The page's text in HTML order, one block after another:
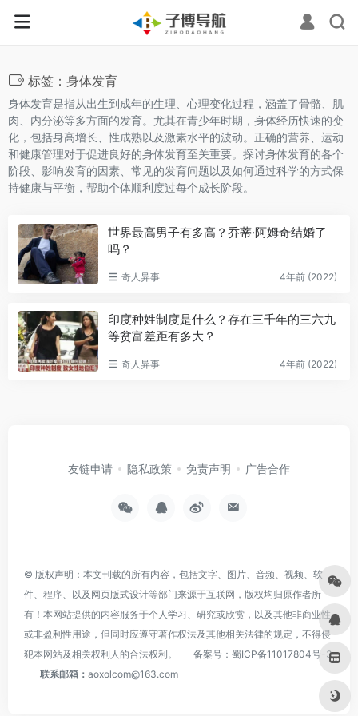
标签：身体发育
身体发育是指从出生到成年的生理、心理变化过程，涵盖了骨骼、肌
肉、内分泌等多方面的发育。尤其在青少年时期，身体经历快速的变
化，包括身高增长、性成熟以及激素水平的波动。正确的营养、运动
和健康管理对于促进良好的身体发育至关重要。探讨身体发育的各个
阶段、影响发育的因素、常见的发育问题以及如何通过科学的方式保
持健康与平衡，帮助个体顺利度过每个成长阶段。
世界最高男子有多高？乔蒂·阿姆奇结婚了
吗？
奇人异事 4年前 (2022)
印度种姓制度是什么？存在三千年的三六九
等贫富差距有多大？
奇人异事 4年前 (2022)
友链申请 隐私政策 免责声明 广告合作
© 版权声明：本文刊载的所有内容，包括文字、图片、音频、视频、软
件、程序、以及网页版式设计等部门来源于互联网，版权均归原作者所
有！本网站提供的内容服务于个人学习、研究或欣赏，以及其他非商业性
或非盈利性用途，但同时应遵守著作权法及其他相关法律的规定，不得侵
犯本网站及相关权利人的合法权利。
备案号： 蜀ICP备11017804号-3
联系邮箱： aoxolcom@163.com